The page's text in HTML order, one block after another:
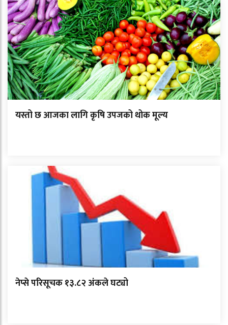
यस्तो छ आजका लागि कृषि उपजको थोक मूल्य
नेप्से परिसूचक १३.८२ अंकले घट्यो